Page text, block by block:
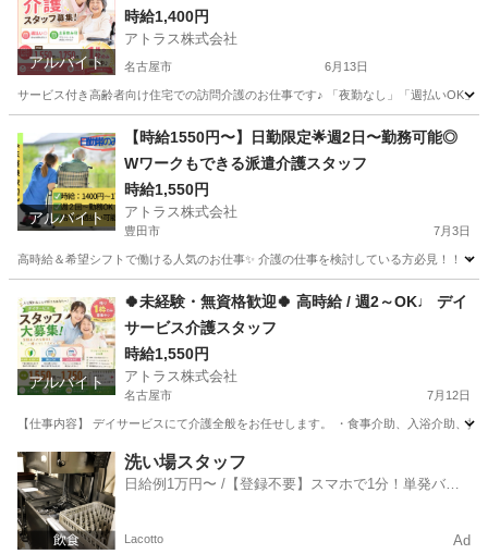
アルバイト
時給1,400円
アトラス株式会社
名古屋市 6月13日
サービス付き高齢者向け住宅での訪問介護のお仕事です♪ 「夜勤なし」「週払いOK
介護 サービス付き高齢者向け住宅
アルバイト
【時給1550円〜】日勤限定🌟週2日〜勤務可能◎
Wワークもできる派遣介護スタッフ
時給1,550円
アトラス株式会社
豊田市 7月3日
高時給＆希望シフトで働ける人気のお仕事✨ 介護の仕事を検討している方必見！！
介護士 愛知 安城市 介護士
アルバイト
🍀未経験・無資格歓迎🍀 高時給 / 週2～OK♩ デイ
サービス介護スタッフ
時給1,550円
アトラス株式会社
名古屋市 7月12日
【仕事内容】 デイサービスにて介護全般をお任せします。 ・食事介助、入浴介助、
愛知 名古屋市 介護 スタッフ
洗い場スタッフ
日給例1万円〜 /【登録不要】スマホで1分！単発バイ
Lacotto Ad